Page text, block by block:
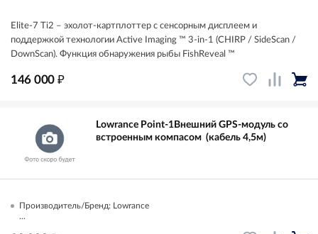
Elite-7 Ti2 – эхолот-картплоттер с сенсорным дисплеем и
поддержкой технологии Active Imaging ™ 3-in-1 (CHIRP / SideScan /
DownScan). Функция обнаружения рыбы FishReveal ™
146 000 ₽
Lowrance Point-1Внешний GPS-модуль со
встроенным компасом (кабель 4,5м)
Производитель/Бренд: Lowrance
...